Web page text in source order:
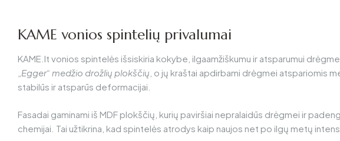
KAME vonios spintelių privalumai
KAME.lt vonios spintelės išsiskiria kokybe, ilgaamžiškumu ir atsparumui
„Egger“ medžio drožlių plokščių , o jų kraštai apdirbami drėgmei atspariomis
stabilūs ir atsparūs deformacijai.
Fasadai gaminami iš MDF plokščių, kurių paviršiai nepralaidūs drėgmei ir
chemijai. Tai užtikrina, kad spintelės atrodys kaip naujos net po ilgų metų